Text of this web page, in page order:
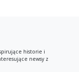
historie i
newsy z